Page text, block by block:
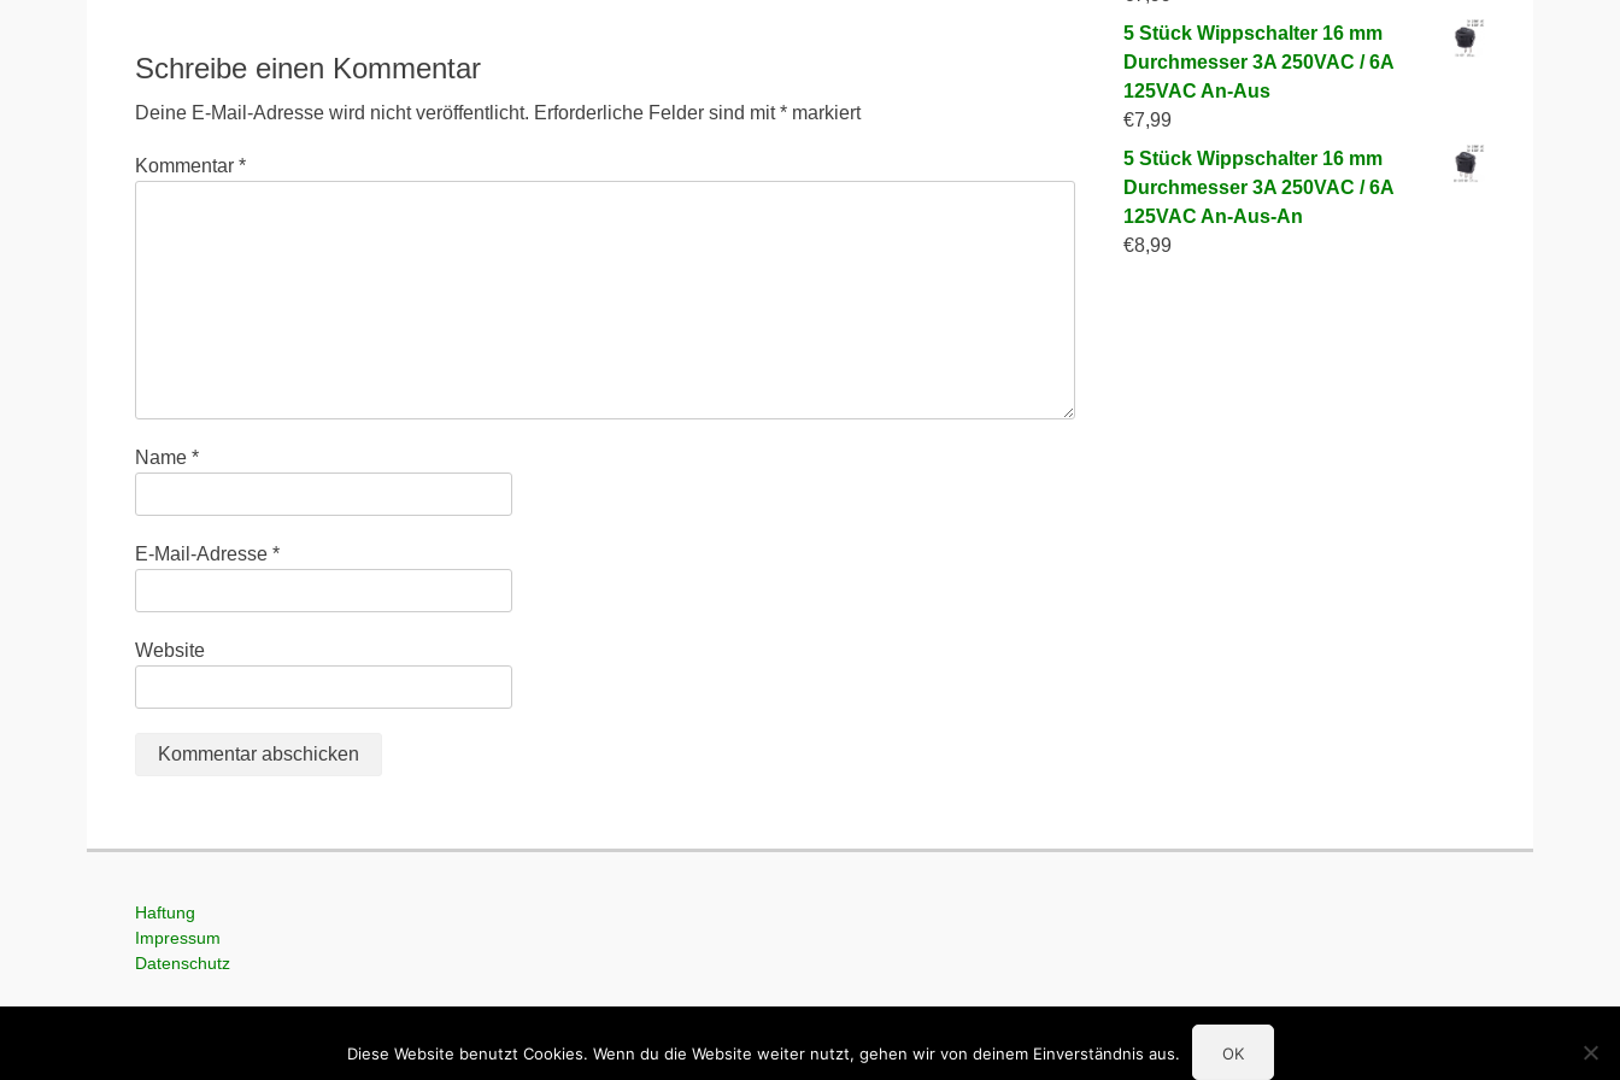
Schreibe einen Kommentar
Deine E-Mail-Adresse wird nicht veröffentlicht. Erforderliche Felder sind mit* markiert
Kommentar *
Name *
E-Mail-Adresse *
Website
5 Stück Wippschalter 16 mm
Durchmesser 3A 250VAC / 6A
125VAC An-Aus
€7,99
5 Stück Wippschalter 16 mm
Durchmesser 3A 250VAC / 6A
125VAC An-Aus-An
€8,99
Haftung
Impressum
Datenschutz
Copyright © 2026Arduino-Schaltungen für den Alltag. Alle Rechte vorbehalten. | Catch Responsive nachCatch Themes
Diese Website benutzt Cookies. Wenn du die Website weiter nutzt, gehen wir von deinem Einverständnis aus. OK